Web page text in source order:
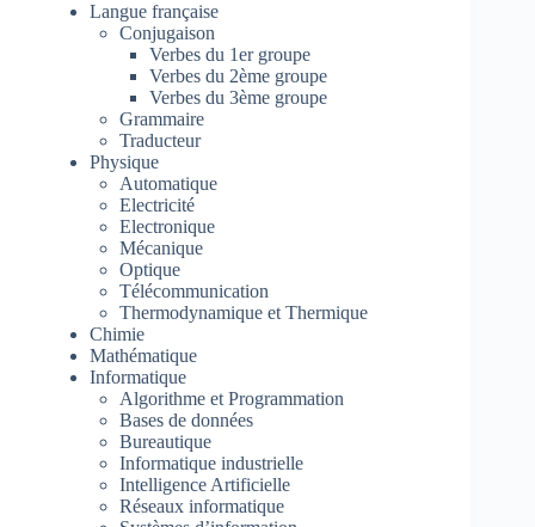
Langue française
Conjugaison
Verbes du 1er groupe
Verbes du 2ème groupe
Verbes du 3ème groupe
Grammaire
Traducteur
Physique
Automatique
Electricité
Electronique
Mécanique
Optique
Télécommunication
Thermodynamique et Thermique
Chimie
Mathématique
Informatique
Algorithme et Programmation
Bases de données
Bureautique
Informatique industrielle
Intelligence Artificielle
Réseaux informatique